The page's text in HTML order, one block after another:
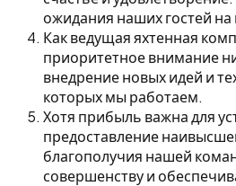
ожидания наших гостей
Как ведущая яхтенная
приоритетное внимание
внедрение новых идей и
которых мы работаем.
Хотя прибыль важна для
предоставление
благополучия нашей
совершенству и